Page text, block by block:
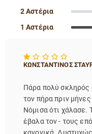
2 Αστέρια
1 Αστέρια
ΚΩΝΣΤΑΝΤΙΝΟΣ
Πάρα πολύ σκληρός
τον πήρα πριν
Νόμισα ότι χάλασε.
έβαλα τον - τους